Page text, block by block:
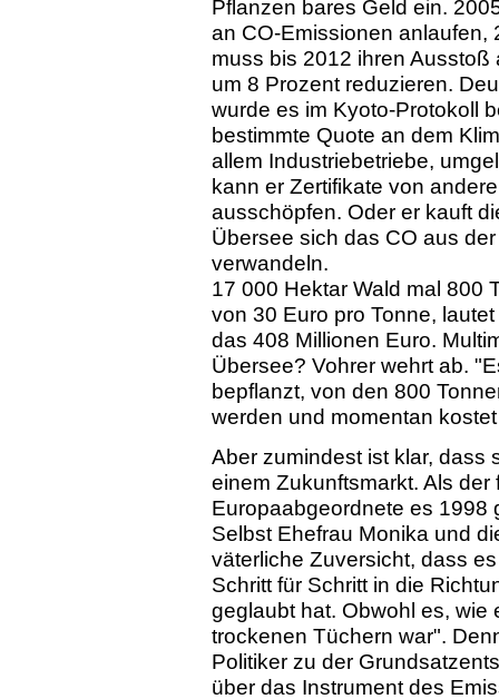
Pflanzen bares Geld ein.
an CO-Emissionen anlaufen,
muss bis 2012 ihren
um 8 Prozent reduzieren.
wurde es im Kyoto-Protokoll
bestimmte Quote an dem
allem Industriebetriebe,
kann er Zertifikate von
ausschöpfen. Oder er kauft
Übersee sich das CO aus
verwandeln.
17 000 Hektar Wald mal 800
von 30 Euro pro Tonne,
das 408 Millionen Euro.
Übersee? Vohrer wehrt ab.
bepflanzt, von den 800
werden und momentan
Aber zumindest ist klar, dass
einem Zukunftsmarkt. Als
Europaabgeordnete es 1998
Selbst Ehefrau Monika und
väterliche Zuversicht, dass
Schritt für Schritt in die
geglaubt hat. Obwohl es, wie
trockenen Tüchern war".
Politiker zu der
über das Instrument des